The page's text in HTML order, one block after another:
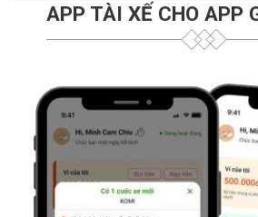
APP TÀI XẾ CHO APP